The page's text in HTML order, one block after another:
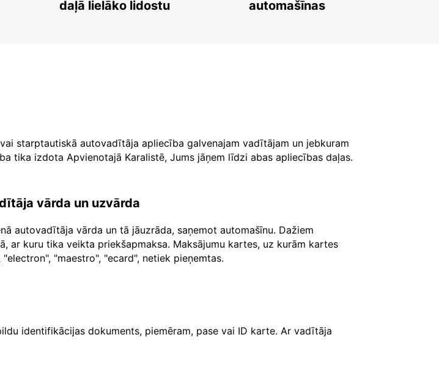
daļā lielāko lidostu
automašīnas
starptautiskā autovadītāja apliecība galvenajam vadītājam un jebkuram
tika izdota Apvienotajā Karalistē, Jums jāņem līdzi abas apliecības daļas.
vārda un uzvārda
autovadītāja vārda un tā jāuzrāda, saņemot automašīnu. Dažiem
kuru tika veikta priekšapmaksa. Maksājumu kartes, uz kurām kartes
"maestro", "ecard", netiek pieņemtas.
identifikācijas dokuments, piemēram, pase vai ID karte. Ar vadītāja